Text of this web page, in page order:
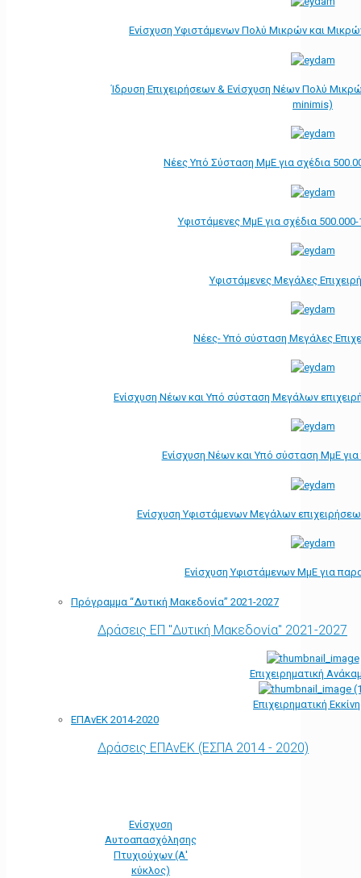
Ενίσχυση Υφιστάμενων Πολύ Μικρών και
Ίδρυση Επιχειρήσεων & Ενίσχυση Νέων Πολύ
minimis)
Νέες Υπό Σύσταση ΜμΕ για σχέδια
Υφιστάμενες ΜμΕ για σχέδια
Υφιστάμενες Μεγάλες
Νέες- Υπό σύσταση Μεγάλες
Ενίσχυση Νέων και Υπό σύσταση Μεγάλων
Ενίσχυση Νέων και Υπό σύσταση ΜμΕ
Ενίσχυση Υφιστάμενων Μεγάλων
Ενίσχυση Υφιστάμενων ΜμΕ για
Πρόγραμμα “Δυτική Μακεδονία” 2021-2027
Δράσεις ΕΠ "Δυτική Μακεδονία" 2021-2027
Επιχειρηματική
Επιχειρηματική
ΕΠΑνΕΚ 2014-2020
Δράσεις ΕΠΑνΕΚ (ΕΣΠΑ 2014 - 2020)
Ενίσχυση
Αυτοαπασχόλησης
Πτυχιούχων (Α'
κύκλος)